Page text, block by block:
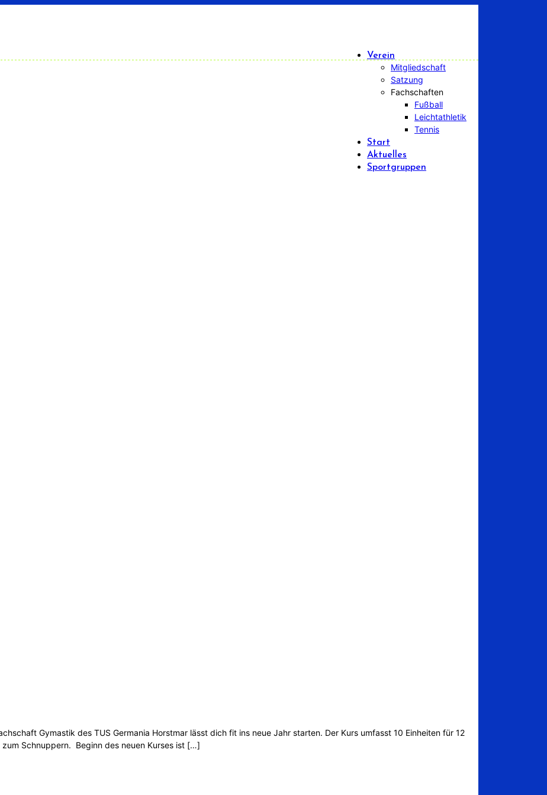
Verein
Mitgliedschaft
Satzung
Fachschaften
Fußball
Leichtathletik
Tennis
Start
Aktuelles
Sportgruppen
Gymastik des TUS Germania Horstmar lässt dich fit ins neue Jahr starten. Der Kurs umfasst 10 Einheiten für 12
Schnuppern. Beginn des neuen Kurses ist […]